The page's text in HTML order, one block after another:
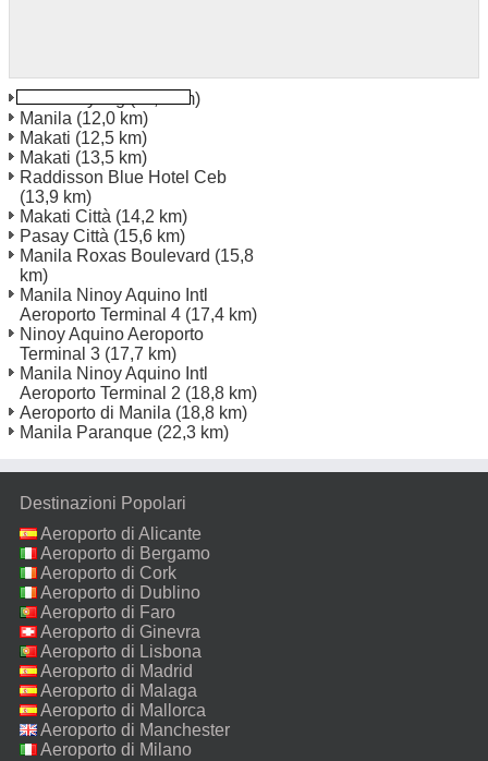
(11,7 km)
Manila (12,0 km)
Makati (12,5 km)
Makati (13,5 km)
Raddisson Blue Hotel Ceb
(13,9 km)
Makati Città (14,2 km)
Pasay Città (15,6 km)
Manila Roxas Boulevard (15,8
km)
Manila Ninoy Aquino Intl
Aeroporto Terminal 4 (17,4 km)
Ninoy Aquino Aeroporto
Terminal 3 (17,7 km)
Manila Ninoy Aquino Intl
Aeroporto Terminal 2 (18,8 km)
Aeroporto di Manila (18,8 km)
Manila Paranque (22,3 km)
Destinazioni Popolari
Aeroporto di Alicante
Aeroporto di Bergamo
Aeroporto di Cork
Aeroporto di Dublino
Aeroporto di Faro
Aeroporto di Ginevra
Aeroporto di Lisbona
Aeroporto di Madrid
Aeroporto di Malaga
Aeroporto di Mallorca
Aeroporto di Manchester
Aeroporto di Milano